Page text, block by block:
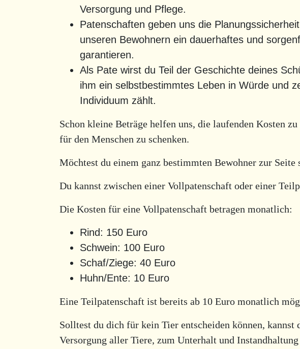
Versorgung und Pflege.
Patenschaften geben uns die
unseren Bewohnern ein dauerhaftes und
garantieren.
Als Pate wirst du Teil der Geschichte deines
ihm ein selbstbestimmtes Leben in Würde und
Individuum zählt.
Schon kleine Beträge helfen uns, die laufenden Kosten
für den Menschen zu schenken.
Möchtest du einem ganz bestimmten Bewohner zur
Du kannst zwischen einer Vollpatenschaft oder einer
Die Kosten für eine Vollpatenschaft betragen monatlich:
Rind: 150 Euro
Schwein: 100 Euro
Schaf/Ziege: 40 Euro
Huhn/Ente: 10 Euro
Eine Teilpatenschaft ist bereits ab 10 Euro monatlich
Solltest du dich für kein Tier entscheiden können,
Versorgung aller Tiere, zum Unterhalt und